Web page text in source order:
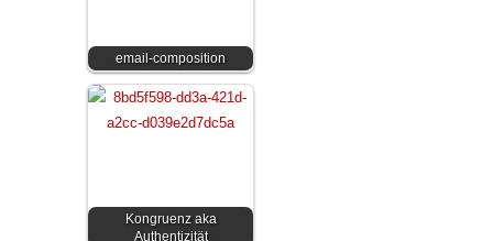
email-composition
Kongruenz aka
Authentizität